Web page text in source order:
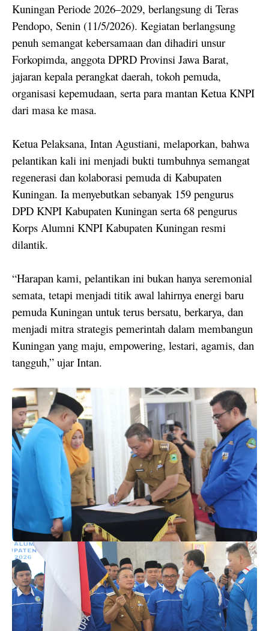
Kuningan Periode 2026–2029, berlangsung di Teras
Pendopo, Senin (11/5/2026). Kegiatan berlangsung
penuh semangat kebersamaan dan dihadiri unsur
Forkopimda, anggota DPRD Provinsi Jawa Barat,
jajaran kepala perangkat daerah, tokoh pemuda,
organisasi kepemudaan, serta para mantan Ketua KNPI
dari masa ke masa.
Ketua Pelaksana, Intan Agustiani, melaporkan, bahwa
pelantikan kali ini menjadi bukti tumbuhnya semangat
regenerasi dan kolaborasi pemuda di Kabupaten
Kuningan. Ia menyebutkan sebanyak 159 pengurus
DPD KNPI Kabupaten Kuningan serta 68 pengurus
Korps Alumni KNPI Kabupaten Kuningan resmi
dilantik.
“Harapan kami, pelantikan ini bukan hanya seremonial
semata, tetapi menjadi titik awal lahirnya energi baru
pemuda Kuningan untuk terus bersatu, berkarya, dan
menjadi mitra strategis pemerintah dalam membangun
Kuningan yang maju, empowering, lestari, agamis, dan
tangguh,” ujar Intan.